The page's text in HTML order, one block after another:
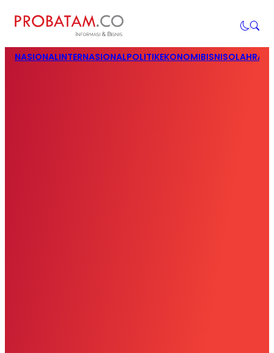
NASIONALINTERNASIONALPOLITIKEKONOMIBISNIS